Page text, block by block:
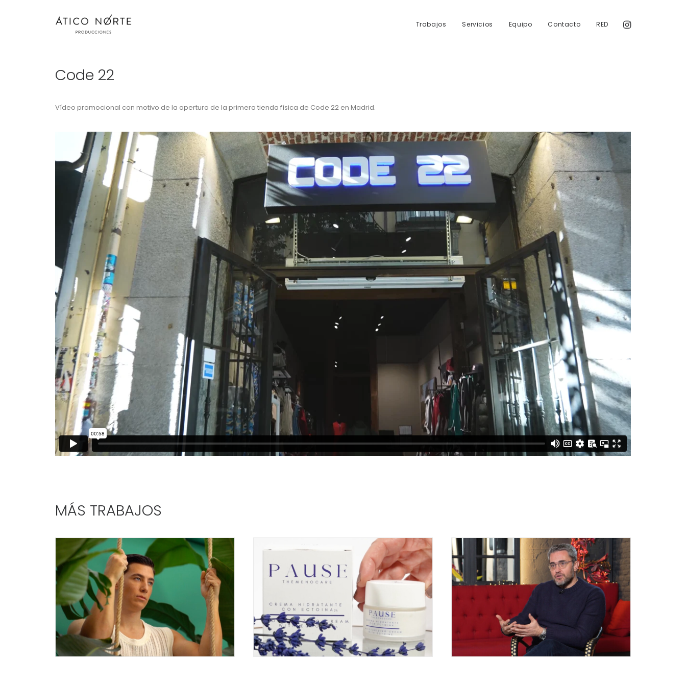
Trabajos Servicios Equipo Contacto RED
Code 22
Vídeo promocional con motivo de la apertura de la primera tienda física de Code 22 en Madrid.
MÁS TRABAJOS
Campañas Campañas Campañas